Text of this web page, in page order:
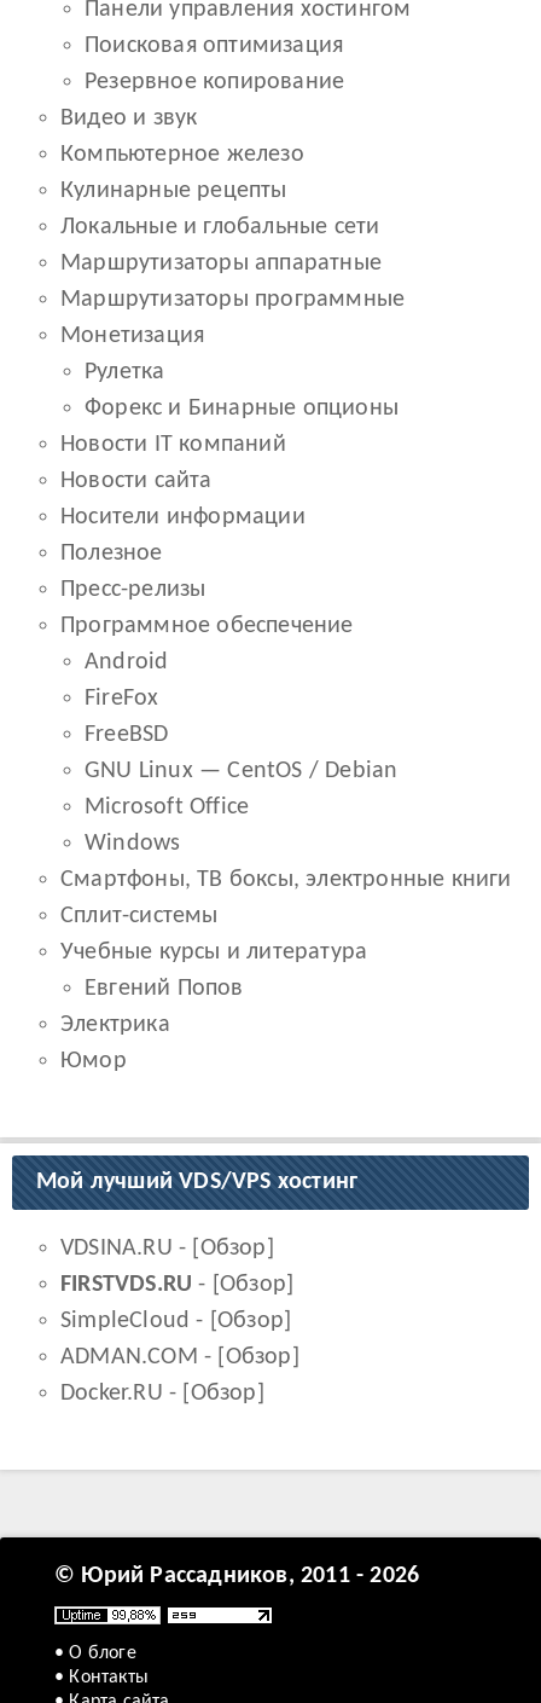
Панели управления хостингом
Поисковая оптимизация
Резервное копирование
Видео и звук
Компьютерное железо
Кулинарные рецепты
Локальные и глобальные сети
Маршрутизаторы аппаратные
Маршрутизаторы программные
Монетизация
Рулетка
Форекс и Бинарные опционы
Новости IT компаний
Новости сайта
Носители информации
Полезное
Пресс-релизы
Программное обеспечение
Android
FireFox
FreeBSD
GNU Linux — CentOS / Debian
Microsoft Office
Windows
Смартфоны, ТВ боксы, электронные книги
Сплит-системы
Учебные курсы и литература
Евгений Попов
Электрика
Юмор
Мой лучший VDS/VPS хостинг
VDSINA.RU - [Обзор]
FIRSTVDS.RU - [Обзор]
SimpleCloud - [Обзор]
ADMAN.COM - [Обзор]
Docker.RU - [Обзор]
© Юрий Рассадников, 2011 - 2026
• О блоге
• Контакты